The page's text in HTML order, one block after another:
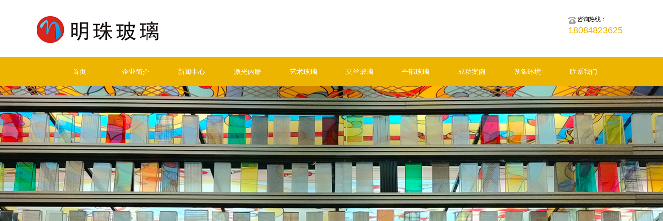
咨询热线：
18084823625
首页 企业简介 新闻中心 激光内雕 艺术玻璃 夹丝玻璃 全部玻璃 成功案例 设备环境 联系我们